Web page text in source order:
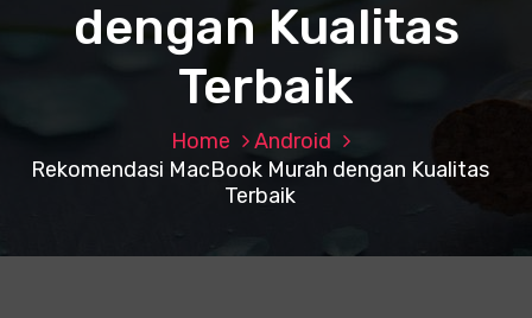
dengan Kualitas
Terbaik
Home
Android
Rekomendasi MacBook Murah dengan Kualitas
Terbaik